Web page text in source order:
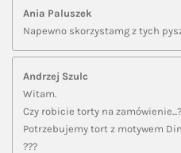
Ania Paluszek
Napewno skorzystamg z tych
Andrzej Szulc
Witam.
Czy robicie torty na
Potrzebujemy tort z motywem
???